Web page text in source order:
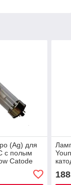
(Ag) для
с полым
Catode